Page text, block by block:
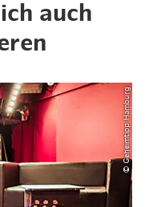
auch
© Geheimtipp Hamburg